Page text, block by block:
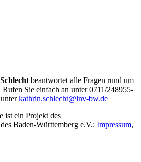
beantwortet alle Fragen rund um
Sie einfach an unter 0711/248955-
kathrin.schlecht@lnv-bw.de
ist ein Projekt des
Baden-Württemberg e.V.: Impressum,